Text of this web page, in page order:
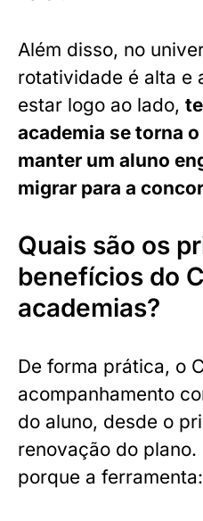
Além disso, no
rotatividade é alta e
estar logo ao lado,
academia se torna
manter um aluno
migrar para a
Quais são os
benefícios do
academias?
De forma prática, o
acompanhamento
do aluno, desde o
renovação do
porque a ferramenta: